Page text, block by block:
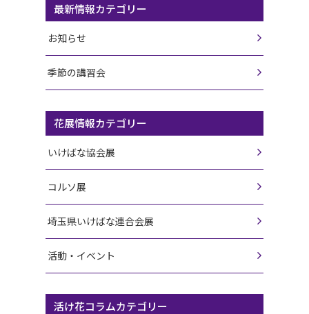
最新情報カテゴリー
お知らせ
季節の講習会
花展情報カテゴリー
いけばな協会展
コルソ展
埼玉県いけばな連合会展
活動・イベント
活け花コラムカテゴリー